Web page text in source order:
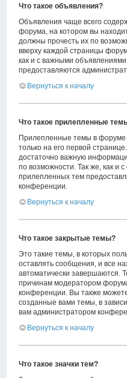
Что такое объявления?
Объявления чаще всего
форума, на котором вы
должны прочесть их по
вверху каждой страницы
как и с важными
предоставляются
Вернуться к началу
Что такое прилепленные
Прилепленные темы в форуме
только на его первой
достаточно важную
по возможности. Так же, как и
прилепленных тем
конференции.
Вернуться к началу
Что такое закрытые темы?
Это такие темы, в которых
оставлять сообщения, и все
автоматически завершаются.
причинам модератором
конференции. Вы также
созданные вами темы, в
вам администратором
Вернуться к началу
Что такое значки тем?